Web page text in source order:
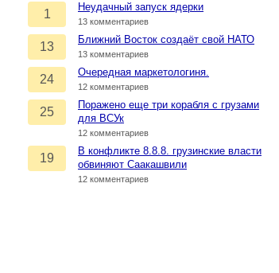
1
Неудачный запуск ядерки
13 комментариев
13
Ближний Восток создаёт свой НАТО
13 комментариев
24
Очередная маркетологиня.
12 комментариев
25
Поражено еще три корабля с грузами
для ВСУк
12 комментариев
19
В конфликте 8.8.8. грузинские власти
обвиняют Саакашвили
12 комментариев